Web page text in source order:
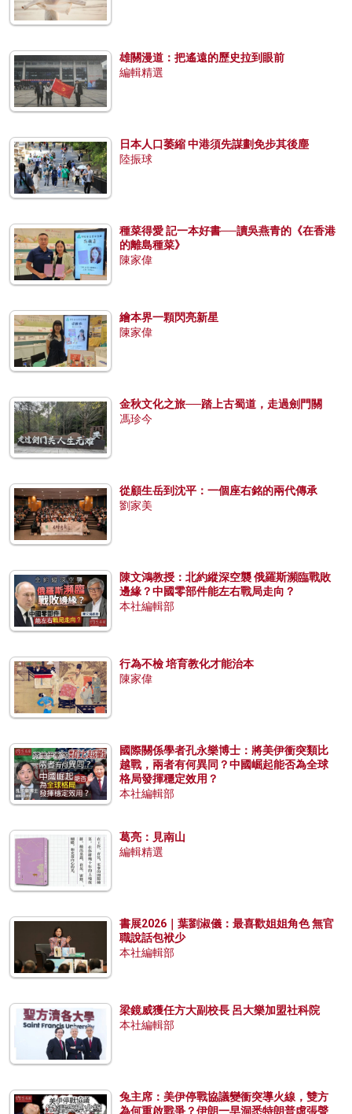
雄關漫道：把遙遠的歷史拉到眼前
編輯精選
日本人口萎縮 中港須先謀劃免步其後塵
陸振球
種菜得愛 記一本好書──讀吳燕青的《在香港
的離島種菜》
陳家偉
繪本界一顆閃亮新星
陳家偉
金秋文化之旅──踏上古蜀道，走過劍門關
馮珍今
從顧生岳到沈平：一個座右銘的兩代傳承
劉家美
陳文鴻教授：北約縱深空襲 俄羅斯瀕臨戰敗
邊緣？中國零部件能左右戰局走向？
本社編輯部
行為不檢 培育教化才能治本
陳家偉
國際關係學者孔永樂博士：將美伊衝突類比
越戰，兩者有何異同？中國崛起能否為全球
格局發揮穩定效用？
本社編輯部
葛亮：見南山
編輯精選
書展2026｜葉劉淑儀：最喜歡姐姐角色 無官
職說話包袱少
本社編輯部
梁鏡威獲任方大副校長 呂大樂加盟社科院
本社編輯部
兔主席：美伊停戰協議變衝突導火線，雙方
為何重啟戰爭？伊朗一早洞悉特朗普虛張聲